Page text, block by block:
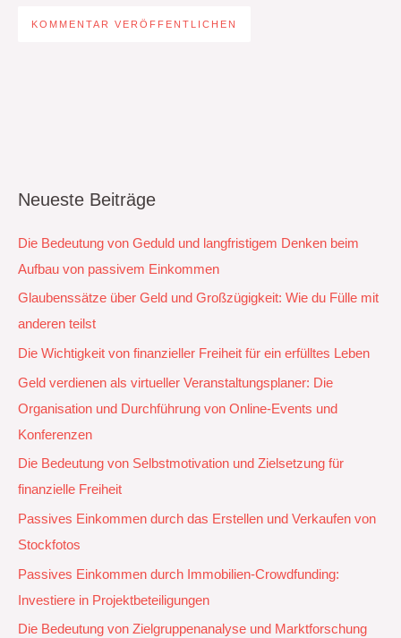
Neueste Beiträge
Die Bedeutung von Geduld und langfristigem Denken beim
Aufbau von passivem Einkommen
Glaubenssätze über Geld und Großzügigkeit: Wie du Fülle mit
anderen teilst
Die Wichtigkeit von finanzieller Freiheit für ein erfülltes Leben
Geld verdienen als virtueller Veranstaltungsplaner: Die
Organisation und Durchführung von Online-Events und
Konferenzen
Die Bedeutung von Selbstmotivation und Zielsetzung für
finanzielle Freiheit
Passives Einkommen durch das Erstellen und Verkaufen von
Stockfotos
Passives Einkommen durch Immobilien-Crowdfunding:
Investiere in Projektbeteiligungen
Die Bedeutung von Zielgruppenanalyse und Marktforschung